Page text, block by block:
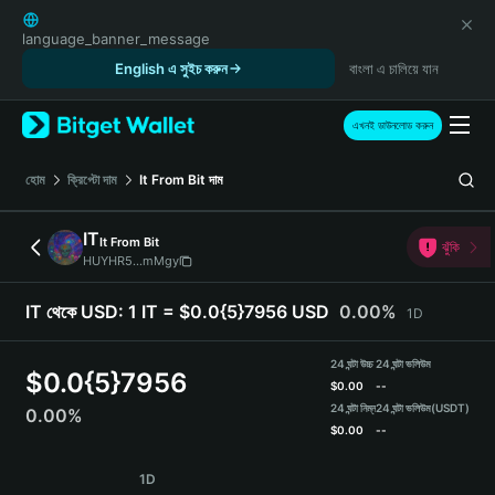
English
日本語
Русский
Español (Latinoamérica)
Türkçe
Italiano
Deutsch
简体中文
繁體中文
Português (Portugal)
हिन्दी
Español (Argentina)
language_banner_message
English এ সুইচ করুন
বাংলা এ চালিয়ে যান
এখনই ডাউনলোড করুন
হোম ক্রিপ্টো দাম It From Bit দাম
ITIt From Bit
HUYHR5...mMgy
ঝুঁকি
IT থেকে USD: 1 IT = $0.0{5}7956 USD 0.00% 1D
$0.0{5}7956
0.00%
24 ঘন্টা উচ্চ
$0.00
24 ঘন্টা নিম্ন
$0.00
24 ঘন্টা ভলিউম
--
24 ঘন্টা ভলিউম(USDT)
--
1D